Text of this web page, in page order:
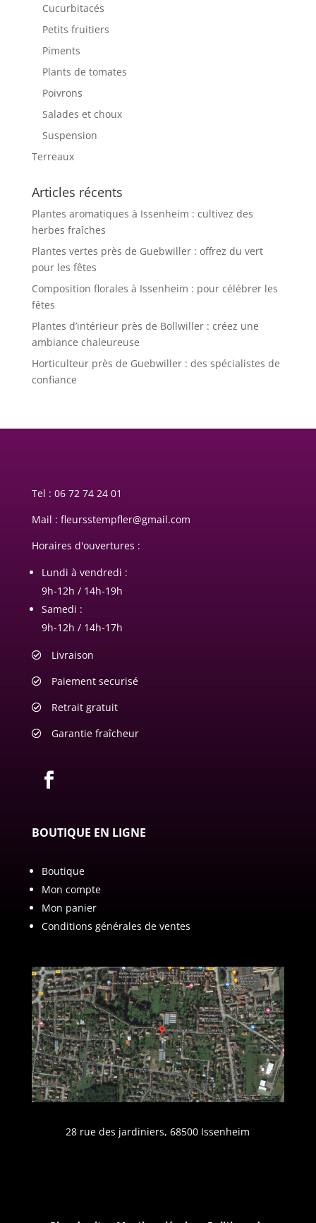
Cucurbitacés
Petits fruitiers
Piments
Plants de tomates
Poivrons
Salades et choux
Suspension
Terreaux
Articles récents
Plantes aromatiques à Issenheim : cultivez des
herbes fraîches
Plantes vertes près de Guebwiller : offrez du vert
pour les fêtes
Composition florales à Issenheim : pour célébrer les
fêtes
Plantes d’intérieur près de Bollwiller : créez une
ambiance chaleureuse
Horticulteur près de Guebwiller : des spécialistes de
confiance
Tel : 06 72 74 24 01
Mail : fleursstempfler@gmail.com
Horaires d'ouvertures :
Lundi à vendredi :
9h-12h / 14h-19h
Samedi :
9h-12h / 14h-17h
Livraison
Paiement securisé
Retrait gratuit
Garantie fraîcheur
BOUTIQUE EN LIGNE
Boutique
Mon compte
Mon panier
Conditions générales de ventes
28 rue des jardiniers, 68500 Issenheim